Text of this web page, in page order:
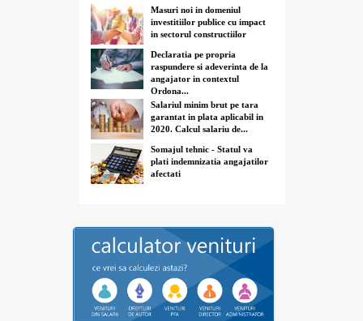
Masuri noi in domeniul
investitiilor publice cu impact
in sectorul constructiilor
Declaratia pe propria
raspundere si adeverinta de la
angajator in contextul
Ordona...
Salariul minim brut pe tara
garantat in plata aplicabil in
2020. Calcul salariu de...
Somajul tehnic - Statul va
plati indemnizatia angajatilor
afectati